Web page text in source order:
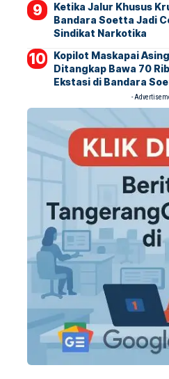
Ketika Jalur Khusus
Bandara Soetta Jadi
Sindikat Narkotika
Kopilot Maskapai Asing
Ditangkap Bawa 70
Ekstasi di Bandara
-